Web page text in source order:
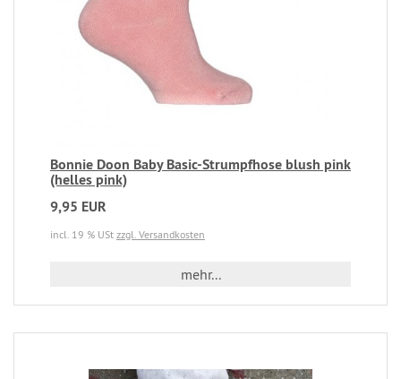
Bonnie Doon Baby Basic-Strumpfhose blush pink
(helles pink)
9,95 EUR
incl. 19 % USt zzgl. Versandkosten
mehr...